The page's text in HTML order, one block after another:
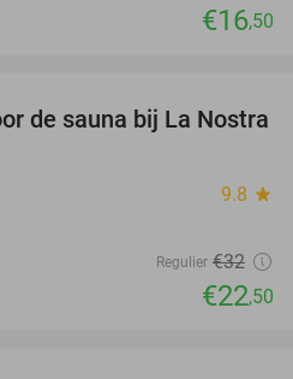
€16,50
30%
de sauna bij La Nostra
9.8 star
Regulier €32
€22,50